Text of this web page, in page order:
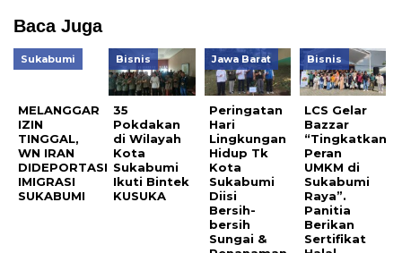
Baca Juga
Sukabumi
MELANGGAR
IZIN
TINGGAL,
WN IRAN
DIDEPORTASI
IMIGRASI
SUKABUMI
Bisnis
35
Pokdakan
di Wilayah
Kota
Sukabumi
Ikuti Bintek
KUSUKA
Jawa Barat
Peringatan
Hari
Lingkungan
Hidup Tk
Kota
Sukabumi
Diisi
Bersih-
bersih
Sungai &
Bisnis
LCS Gelar
Bazzar
“Tingkatkan
Peran
UMKM di
Sukabumi
Raya”.
Panitia
Berikan
Sertifikat